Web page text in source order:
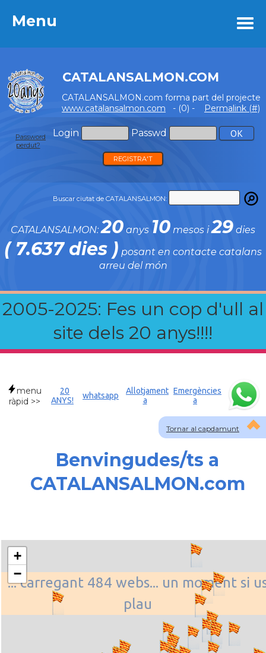
Menu
CATALANSALMON.COM
CATALANSALMON.com forma part del projecte
www.catalansalmon.com - (0) - Permalink (#)
Login Passwd
Password
perdut?
REGISTRA'T
Buscar ciutat de CATALANSALMON:
CATALANSALMON:20 anys 10 mesos i29 dies
( 7.637 dies ) posant en contacte catalans
arreu del món
2005-2025: Fes un cop d'ull al
site dels 20 anys!!!!
Menu
Tornar al capdamunt
menu
ràpid >>
20
ANYS!
whatsapp
Allotjament
a
Emergències
a
Benvingudes/ts a
CATALANSALMON.com
... carregant 484 webs... un moment si
plau
+
−